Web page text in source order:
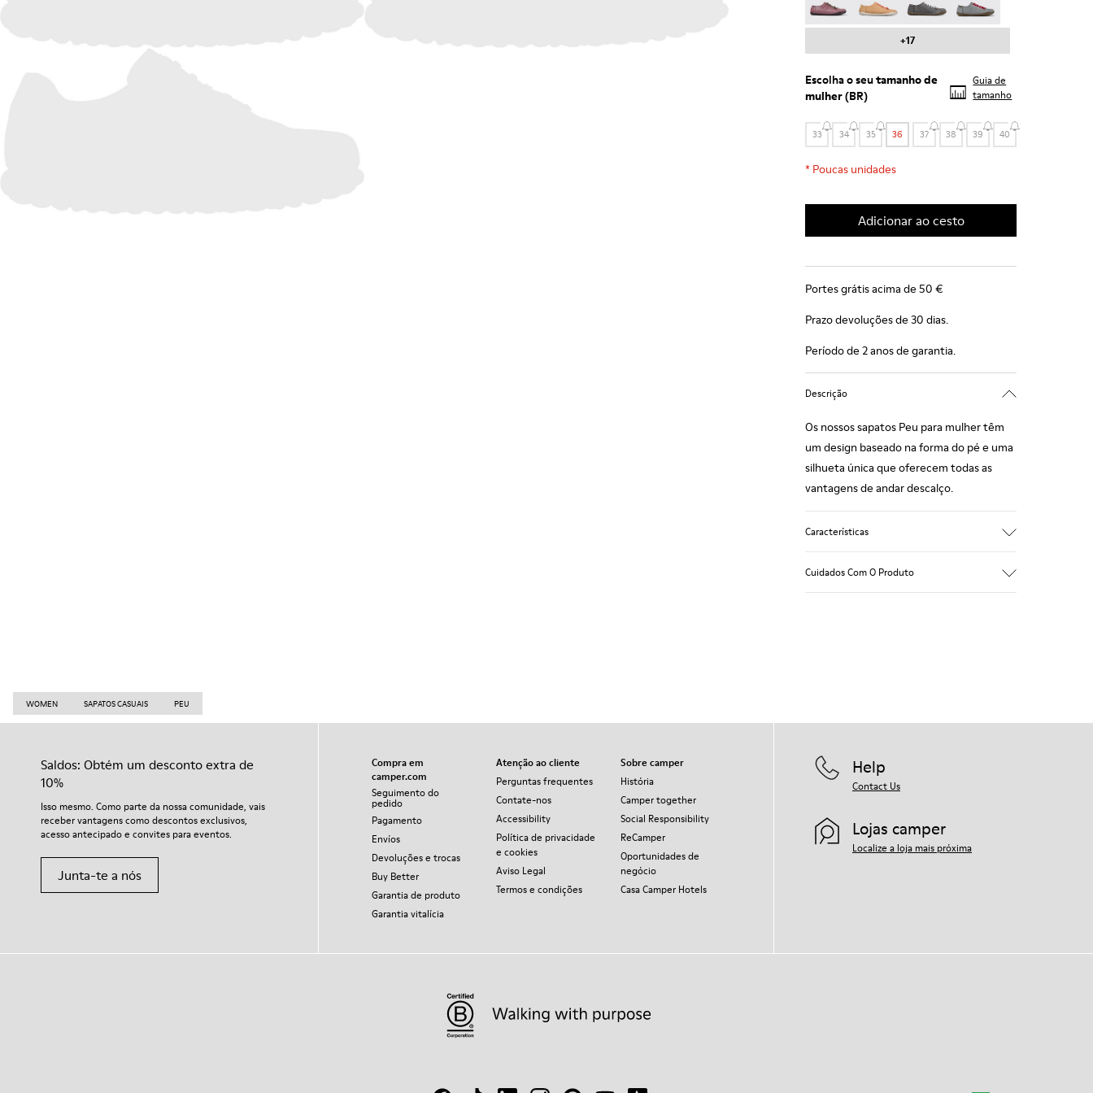
+17
Escolha o seutamanho de
mulher(BR)
Guia de
tamanho
33 34 35 36 37 38 39 40
* Poucas unidades
Adicionar ao cesto
Portes grátis acima de 50 €
Prazo devoluções de 30 dias.
Período de 2 anos de garantia.
Descrição
Os nossos sapatos Peu para mulher têm
um design baseado na forma do pé e uma
silhueta única que oferecem todas as
vantagens de andar descalço.
Características
41 % Poliéster
Cuidados Com O Produto
Para instruções detalhadas sobre como
cuidar do teu par, visita o nosso
WOMEN SAPATOS CASUAIS PEU
Saldos: Obtém um desconto extra de
10%
Isso mesmo. Como parte da nossa comunidade, vais
receber vantagens como descontos exclusivos,
acesso antecipado e convites para eventos.
Junta-te a nós
Compra em
camper.com
Seguimento do
pedido
Pagamento
Envíos
Devoluções e trocas
Buy Better
Garantia de produto
Garantia vitalícia
Atenção ao cliente
Perguntas frequentes
Contate-nos
Accessibility
Política de privacidade
e cookies
Aviso Legal
Termos e condições
Sobre camper
História
Camper together
Social Responsibility
ReCamper
Oportunidades de
negócio
Casa Camper Hotels
Help
Contact Us
Lojas camper
Localize a loja mais próxima